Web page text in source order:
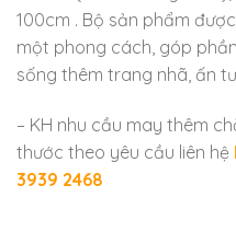
100cm . Bộ sản phẩm
một phong cách, góp
sống thêm trang nhã, ấn
– KH nhu cầu may thêm
thước theo yêu cầu liên hệ
3939 2468